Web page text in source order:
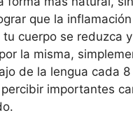
que la
cuerpo se reduzca
la misma,
de la lengua cada 8
importantes